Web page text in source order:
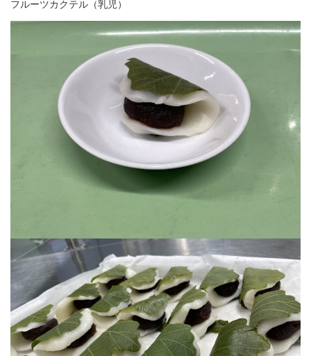
フルーツカクテル（乳児）